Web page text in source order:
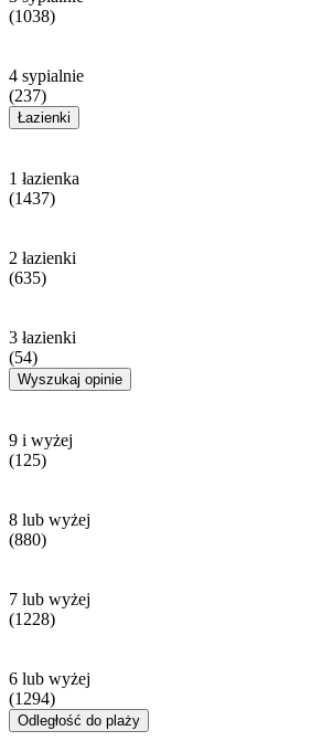
(1038)
4 sypialnie
(237)
Łazienki
1 łazienka
(1437)
2 łazienki
(635)
3 łazienki
(54)
Wyszukaj opinie
9 i wyżej
(125)
8 lub wyżej
(880)
7 lub wyżej
(1228)
6 lub wyżej
(1294)
Odległość do plaży